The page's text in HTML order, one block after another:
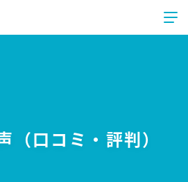
（口コミ・評判）